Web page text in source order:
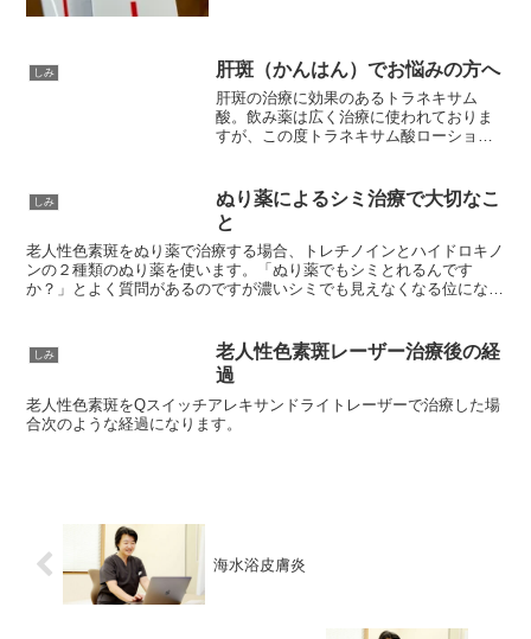
しみ 肝斑（かんはん）でお悩みの方へ
肝斑の治療に効果のあるトラネキサム
酸。飲み薬は広く治療に使われておりま
すが、この度トラネキサム酸ローション
販化粧品よりも高濃度に配合されている
ものです。化粧水のように...
しみ
ぬり薬によるシミ治療で大切なこ
と
老人性色素斑をぬり薬で治療する場合、トレチノインとハイドロキノ
ンの２種類のぬり薬を使います。「ぬり薬でもシミとれるんです
か？」とよく質問があるのですが濃いシミでも見えなくなる位になる
しみ
老人性色素斑レーザー治療後の経
過
老人性色素斑をQスイッチアレキサンドライトレーザーで治療した場
合次のような経過になります。
海水浴皮膚炎